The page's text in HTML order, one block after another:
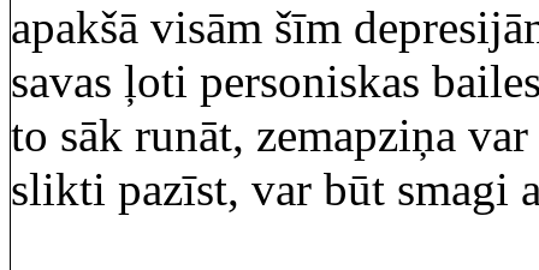
apakšā visām šīm
savas ļoti personiskas
to sāk runāt, zemapziņa
slikti pazīst, var būt smagi